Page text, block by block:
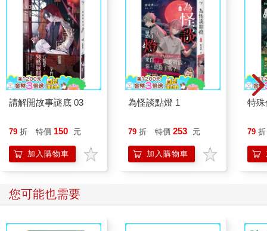
請解開故事謎底 03
79 折 特價 150 元
加入購物車
為怪談點燈 1
79 折 特價 253 元
加入購物車
特
79 折
您可能也需要